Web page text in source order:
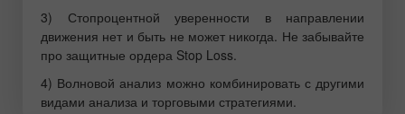
3) Стопроцентной уверенности в направлении
движения нет и быть не может никогда. Не забывайте
про защитные ордера Stop Loss.
4) Волновой анализ можно комбинировать с другими
видами анализа и торговыми стратегиями.